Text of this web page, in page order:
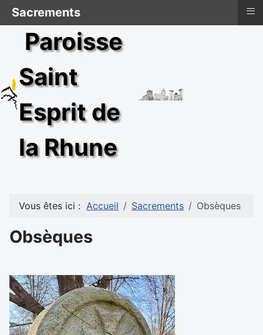
Paroisse
Saint
Esprit de
la Rhune
Vous êtes ici : Accueil Sacrements Obsèques
Obsèques
Sacrements ≡